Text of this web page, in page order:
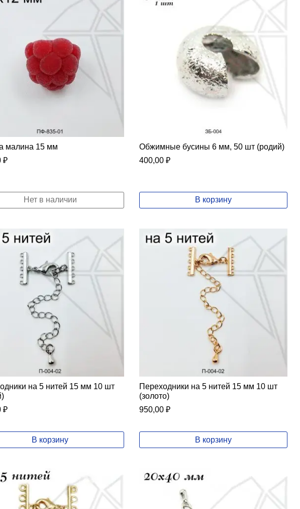
малина 15 мм
₽
Нет в наличии
Обжимные бусины 6 мм, 50 шт (родий)
400,00₽
В корзину
на 5 нитей 15 мм 10 шт
₽
В корзину
Переходники на 5 нитей 15 мм 10 шт
(золото)
950,00₽
В корзину